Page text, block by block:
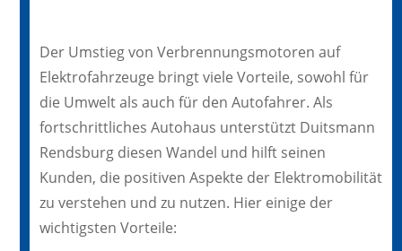
Der Umstieg von Verbrennungsmotoren auf
Elektrofahrzeuge bringt viele Vorteile, sowohl für
die Umwelt als auch für den Autofahrer. Als
fortschrittliches Autohaus unterstützt Duitsmann
Rendsburg diesen Wandel und hilft seinen
Kunden, die positiven Aspekte der Elektromobilität
zu verstehen und zu nutzen. Hier einige der
wichtigsten Vorteile: